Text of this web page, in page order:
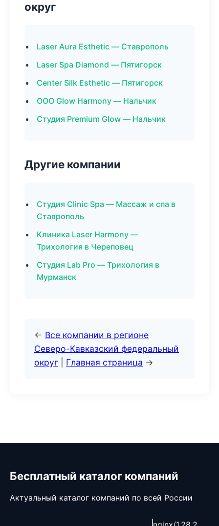
округ
Laser Aura Esthetic — Ставрополь
Laser Spa Diamond — Пятигорск
Center Silk Esthetic — Пятигорск
ООО Glow Harmony — Нальчик
Студия Premium Glow — Нальчик
Другие компании
Студия Clinic Spa — Массаж и спа в
Ставрополь
Клиника Laser Harmony —
Трихология в Череповец
Студия Lab Pro — Трихология в
Мурманск
← Все компании в регионе
Северо-Кавказский федеральный
округ
Главная страница →
Бесплатный каталог компаний
Актуальный каталог компаний по всей России